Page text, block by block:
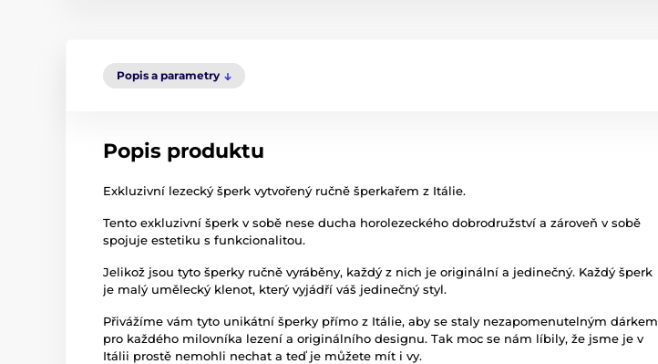
Popis a parametry
Popis produktu
Exkluzivní lezecký šperk vytvořený ručně šperkařem z Itálie.
Tento exkluzivní šperk v sobě nese ducha horolezeckého dobrodružství a zároveň v sobě
spojuje estetiku s funkcionalitou.
Jelikož jsou tyto šperky ručně vyráběny, každý z nich je originální a jedinečný. Každý šperk
je malý umělecký klenot, který vyjádří váš jedinečný styl.
Přivážíme vám tyto unikátní šperky přímo z Itálie, aby se staly nezapomenutelným dárkem
pro každého milovníka lezení a originálního designu. Tak moc se nám líbily, že jsme je v
Itálii prostě nemohli nechat a teď je můžete mít i vy.